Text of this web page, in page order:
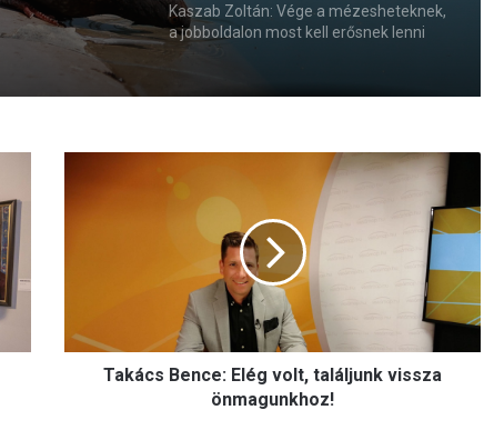
Kaszab Zoltán: Vége a mézesheteknek,
a jobboldalon most kell erősnek lenni
n
Takács Bence: Elég volt, találjunk vissza
önmagunkhoz!